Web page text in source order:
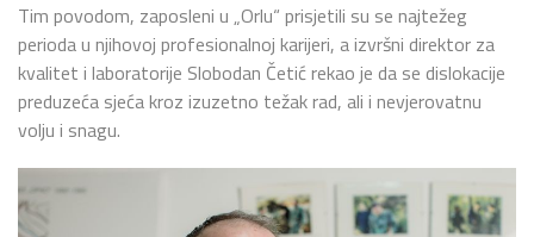
Tim povodom, zaposleni u „Orlu“ prisjetili su se najtežeg
perioda u njihovoj profesionalnoj karijeri, a izvršni direktor za
kvalitet i laboratorije Slobodan Četić rekao je da se dislokacije
preduzeća sjeća kroz izuzetno težak rad, ali i nevjerovatnu
volju i snagu.